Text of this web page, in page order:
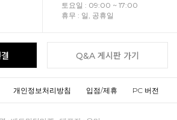
토요일 : 09:00 ~ 17:00
휴무 : 일, 공휴일
Q&A 게시판 가기
개인정보처리방침 입점/제휴 PC 버전